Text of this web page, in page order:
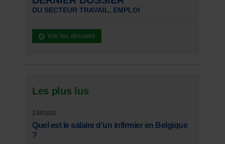
DU SECTEUR TRAVAIL, EMPLOI
Voir les dossiers
Les plus lus
23/03/22
Quel est le salaire d’un infirmier en Belgique
?